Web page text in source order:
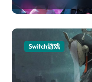
Switch游戏